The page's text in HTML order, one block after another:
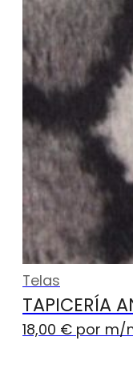
Telas
TAPICERÍA
18,00 € por m/